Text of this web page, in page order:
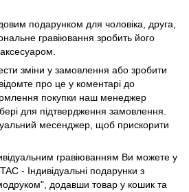
подарунком для чоловіка, друга,
гравіювання зробить його
зміни у замовлення або зробити
про це у коментарі до
покупки наш менеджер
для підтвердження замовлення.
месенджер, щоб прискорити
гравіюванням Ви можете у
- Індивідуальні подарунки з
додавши товар у кошик та